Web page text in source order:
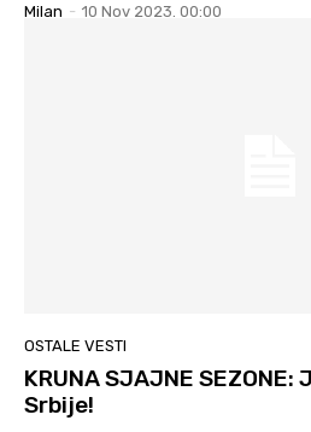
Milan - 10 Nov 2023. 00:00
OSTALE VESTI
KRUNA SJAJNE
Srbije!